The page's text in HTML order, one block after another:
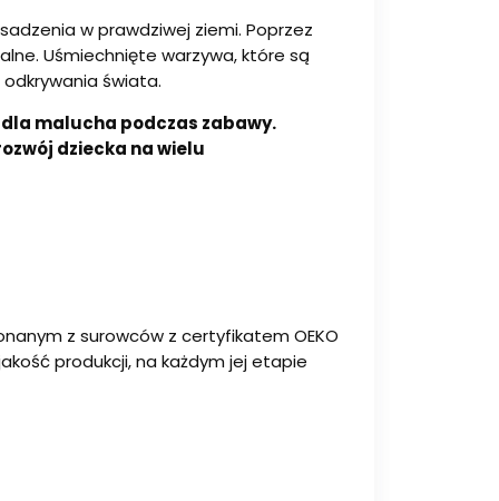
w prawdziwej ziemi. Poprzez
Uśmiechnięte warzywa, które są
świata.
malucha podczas zabawy.
dziecka na wielu
z surowców z certyfikatem OEKO
produkcji, na każdym jej etapie